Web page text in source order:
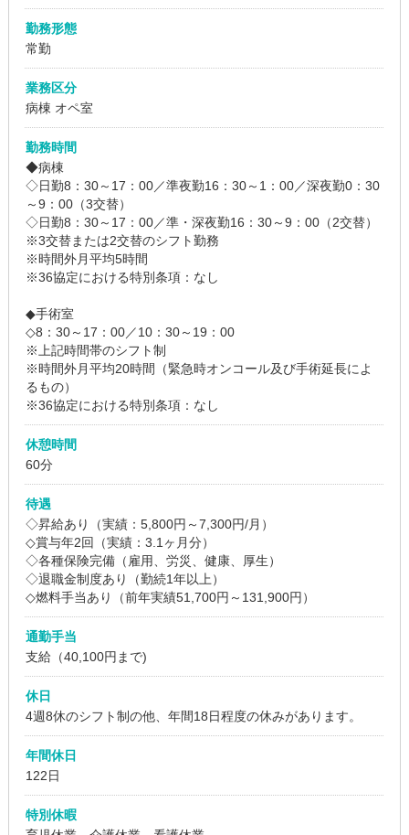
勤務形態
常勤
業務区分
病棟 オペ室
勤務時間
◆病棟
◇日勤8：30～17：00／準夜勤16：30～1：00／深夜勤0：30
～9：00（3交替）
◇日勤8：30～17：00／準・深夜勤16：30～9：00（2交替）
※3交替または2交替のシフト勤務
※時間外月平均5時間
※36協定における特別条項：なし
◆手術室
◇8：30～17：00／10：30～19：00
※上記時間帯のシフト制
※時間外月平均20時間（緊急時オンコール及び手術延長によ
るもの）
※36協定における特別条項：なし
休憩時間
60分
待遇
◇昇給あり（実績：5,800円～7,300円/月）
◇賞与年2回（実績：3.1ヶ月分）
◇各種保険完備（雇用、労災、健康、厚生）
◇退職金制度あり（勤続1年以上）
◇燃料手当あり（前年実績51,700円～131,900円）
通勤手当
支給（40,100円まで)
休日
4週8休のシフト制の他、年間18日程度の休みがあります。
年間休日
122日
特別休暇